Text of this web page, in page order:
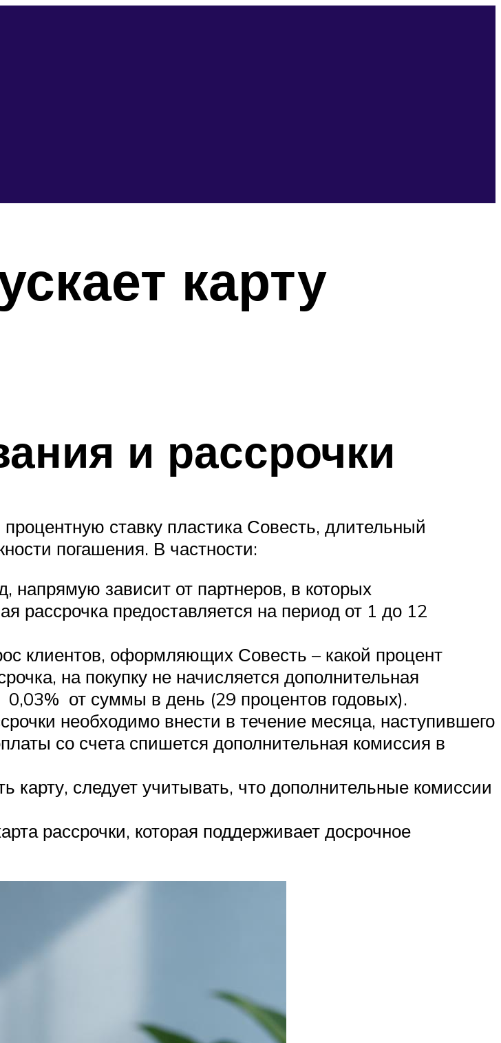
карту
и рассрочки
ставку пластика Совесть, длительный
погашения. В частности:
напрямую зависит от партнеров, в которых
рассрочка предоставляется на период от 1 до 12
клиентов, оформляющих Совесть – какой процент
на покупку не начисляется дополнительная
от суммы в день (29 процентов годовых).
необходимо внести в течение месяца, наступившего
со счета спишется дополнительная комиссия в
карту, следует учитывать, что дополнительные комиссии
рассрочки, которая поддерживает досрочное